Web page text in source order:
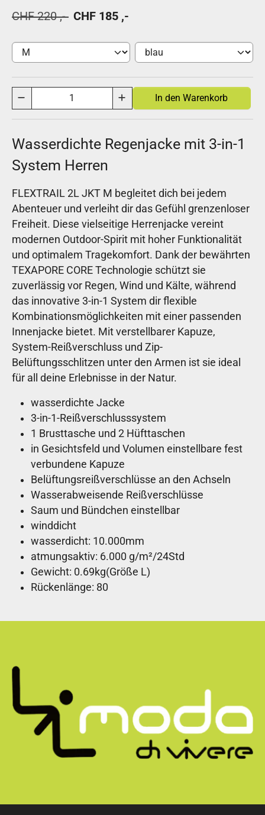
CHF 220 ,- CHF 185 ,-
Wasserdichte Regenjacke mit 3-in-1
System Herren
FLEXTRAIL 2L JKT M begleitet dich bei jedem
Abenteuer und verleiht dir das Gefühl grenzenloser
Freiheit. Diese vielseitige Herrenjacke vereint
modernen Outdoor-Spirit mit hoher Funktionalität
und optimalem Tragekomfort. Dank der bewährten
TEXAPORE CORE Technologie schützt sie
zuverlässig vor Regen, Wind und Kälte, während
das innovative 3-in-1 System dir flexible
Kombinationsmöglichkeiten mit einer passenden
Innenjacke bietet. Mit verstellbarer Kapuze,
System-Reißverschluss und Zip-
Belüftungsschlitzen unter den Armen ist sie ideal
für all deine Erlebnisse in der Natur.
wasserdichte Jacke
3-in-1-Reißverschlusssystem
1 Brusttasche und 2 Hüfttaschen
in Gesichtsfeld und Volumen einstellbare fest
verbundene Kapuze
Belüftungsreißverschlüsse an den Achseln
Wasserabweisende Reißverschlüsse
Saum und Bündchen einstellbar
winddicht
wasserdicht: 10.000mm
atmungsaktiv: 6.000 g/m²/24Std
Gewicht: 0.69kg(Größe L)
Rückenlänge: 80